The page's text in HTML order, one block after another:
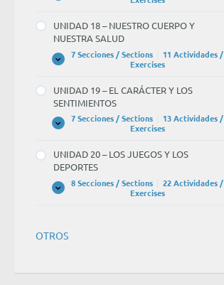
GOBIERNO,
POLÍTICA
SOCIEDAD
UNIDAD 18 – NUESTRO CUERPO Y
NUESTRA SALUD
Expandir
UNIDAD
NUESTRO
CUERPO
NUESTRA
SALUD
7 Secciones / Sections
11 Actividades /
Exercises
UNIDAD 19 – EL CARÁCTER Y LOS
SENTIMIENTOS
Expandir
UNIDAD
EL
CARÁCTER
LOS
SENTIMIENTOS
7 Secciones / Sections
13 Actividades /
Exercises
UNIDAD 20 – LOS JUEGOS Y LOS
DEPORTES
Expandir
UNIDAD
JUEGOS
Y
8 Secciones / Sections
22 Actividades /
Exercises
OTROS